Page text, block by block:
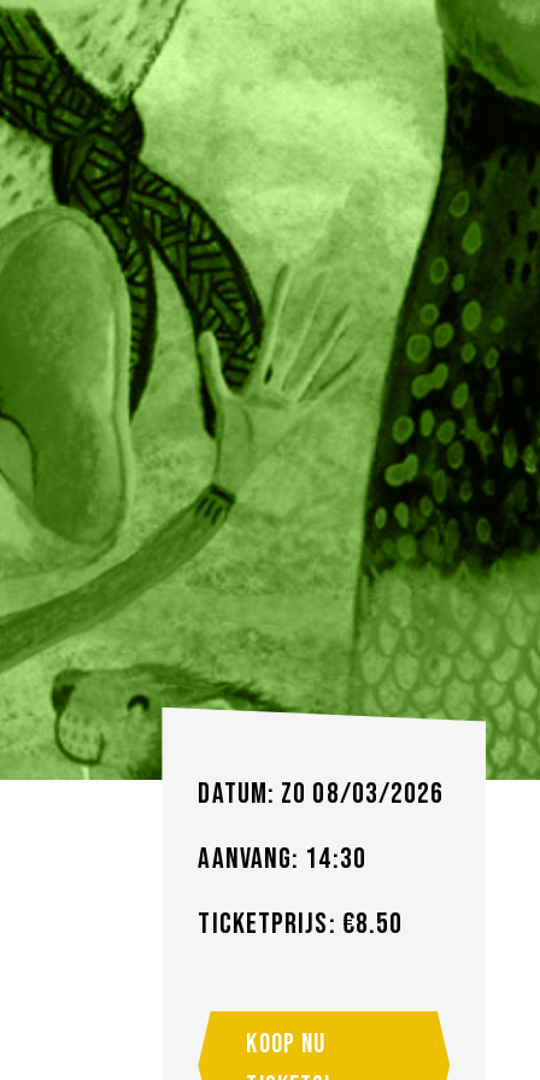
Datum: zo 08/03/2026
Aanvang: 14:30
Ticketprijs: €8.50
Koop nu